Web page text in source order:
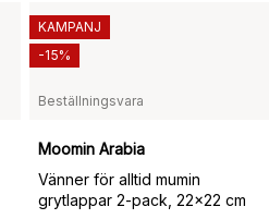
Beställningsvara
Moomin Arabia
Vänner för alltid mumin
grytlappar 2-pack, 22x22 cm
KAMPANJ
-15%